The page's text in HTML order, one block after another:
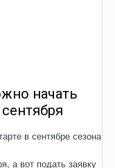
начать
в сентябре сезона
а вот подать заявку